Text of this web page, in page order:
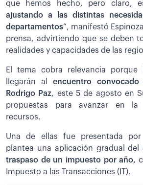
que hemos hecho, pero claro,
ajustando a las distintas
departamentos”, manifestó
prensa, advirtiendo que se deben
realidades y capacidades de las
El tema cobra relevancia porque
llegarán al encuentro
Rodrigo Paz, este 5 de agosto en
propuestas para avanzar en la
recursos.
Una de ellas fue presentada
plantea una aplicación gradual del
traspaso de un impuesto por año,
Impuesto a las Transacciones (IT).